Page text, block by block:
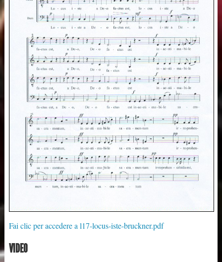
Fai clic per accedere a l17-locus-iste-bruckner.pdf
VIDEO